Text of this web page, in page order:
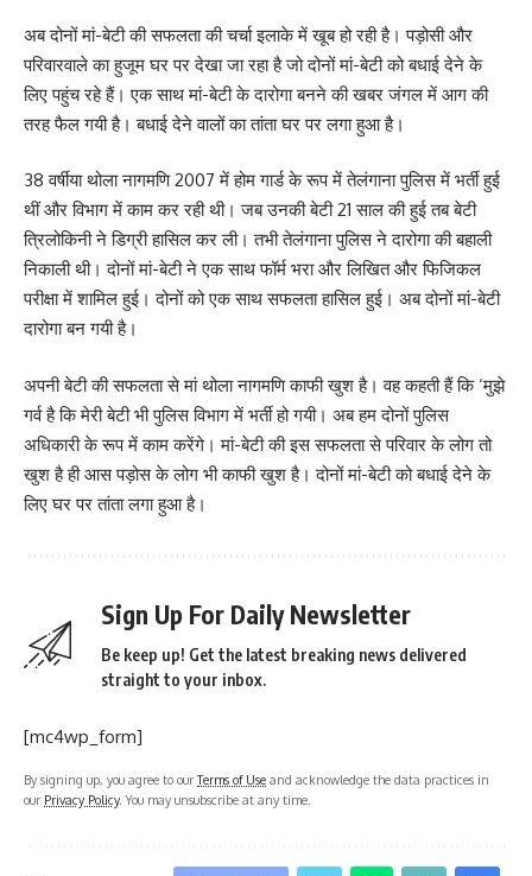
अब दोनों मां-बेटी की सफलता की चर्चा इलाके में खूब हो रही है। पड़ोसी और
परिवारवाले का हुजूम घर पर देखा जा रहा है जो दोनों मां-बेटी को बधाई देने के
लिए पहुंच रहे हैं। एक साथ मां-बेटी के दारोगा बनने की खबर जंगल में आग की
तरह फैल गयी है। बधाई देने वालों का तांता घर पर लगा हुआ है।
38 वर्षीया थोला नागमणि 2007 में होम गार्ड के रूप में तेलंगाना पुलिस में भर्ती हुई
थीं और विभाग में काम कर रही थी। जब उनकी बेटी 21 साल की हुई तब बेटी
त्रिलोकिनी ने डिग्री हासिल कर ली। तभी तेलंगाना पुलिस ने दारोगा की बहाली
निकाली थी। दोनों मां-बेटी ने एक साथ फॉर्म भरा और लिखित और फिजिकल
परीक्षा में शामिल हुई। दोनों को एक साथ सफलता हासिल हुई। अब दोनों मां-बेटी
दारोगा बन गयी है।
अपनी बेटी की सफलता से मां थोला नागमणि काफी खुश है। वह कहती हैं कि ‘मुझे
गर्व है कि मेरी बेटी भी पुलिस विभाग में भर्ती हो गयी। अब हम दोनों पुलिस
अधिकारी के रूप में काम करेंगे। मां-बेटी की इस सफलता से परिवार के लोग तो
खुश है ही आस पड़ोस के लोग भी काफी खुश है। दोनों मां-बेटी को बधाई देने के
लिए घर पर तांता लगा हुआ है।
Sign Up For Daily Newsletter
Be keep up! Get the latest breaking news delivered
straight to your inbox.
[mc4wp_form]
By signing up, you agree to ourTerms of Use and acknowledge the data practices in
our Privacy Policy. You may unsubscribe at any time.